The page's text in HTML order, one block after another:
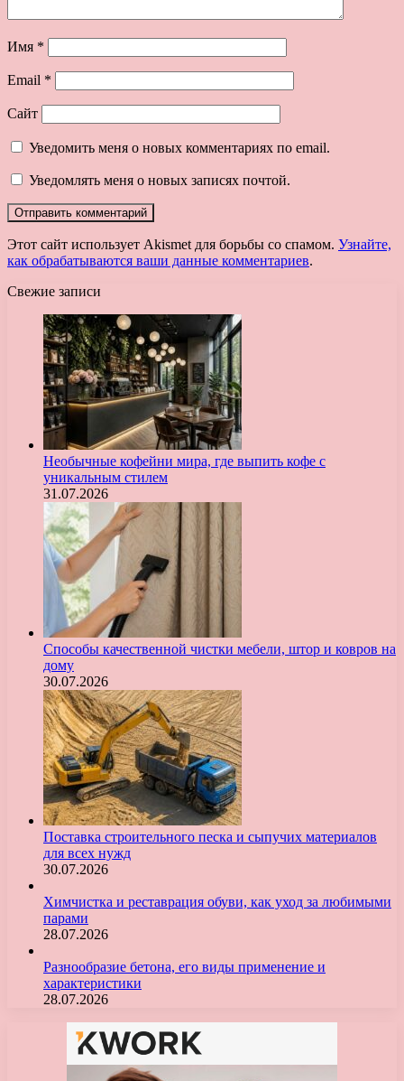
Имя *
Email *
Сайт
Уведомить меня о новых комментариях по email.
Уведомлять меня о новых записях почтой.
Этот сайт использует Akismet для борьбы со спамом. Узнайте,
как обрабатываются ваши данные комментариев.
Свежие записи
Необычные кофейни мира, где выпить кофе с
уникальным стилем
31.07.2026
Способы качественной чистки мебели, штор и ковров на
дому
30.07.2026
Поставка строительного песка и сыпучих материалов
для всех нужд
30.07.2026
Химчистка и реставрация обуви, как уход за любимыми
парами
28.07.2026
Разнообразие бетона, его виды применение и
характеристики
28.07.2026